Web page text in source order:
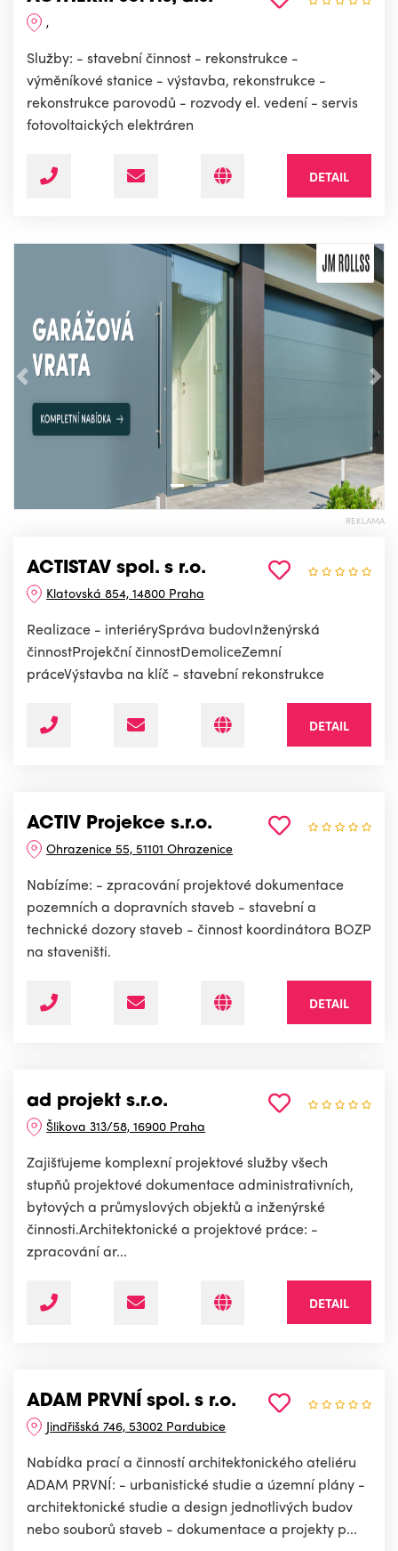
,
Služby: - stavební činnost - rekonstrukce -
výměníkové stanice - výstavba, rekonstrukce -
rekonstrukce parovodů - rozvody el. vedení - servis
fotovoltaických elektráren
DETAIL
Předchozí
REKLAMA
ACTISTAV spol. s r.o.
Klatovská 854, 14800 Praha
Realizace - interiérySpráva budovInženýrská
činnostProjekční činnostDemoliceZemní
práceVýstavba na klíč - stavební rekonstrukce
DETAIL
ACTIV Projekce s.r.o.
Ohrazenice 55, 51101 Ohrazenice
Nabízíme: - zpracování projektové dokumentace
pozemních a dopravních staveb - stavební a
technické dozory staveb - činnost koordinátora BOZP
na staveništi.
DETAIL
ad projekt s.r.o.
Šlikova 313/58, 16900 Praha
Zajišťujeme komplexní projektové služby všech
stupňů projektové dokumentace administrativních,
bytových a průmyslových objektů a inženýrské
činnosti.Architektonické a projektové práce: -
zpracování ar...
DETAIL
ADAM PRVNÍ spol. s r.o.
Jindřišská 746, 53002 Pardubice
Nabídka prací a činností architektonického ateliéru
ADAM PRVNÍ: - urbanistické studie a územní plány -
architektonické studie a design jednotlivých budov
nebo souborů staveb - dokumentace a projekty p...